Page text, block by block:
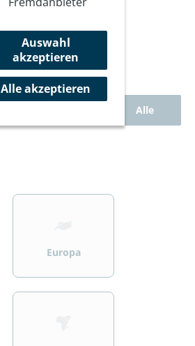
Rad
Alle
>
Europa
>
Auswahl
akzeptieren
Alle akzeptieren